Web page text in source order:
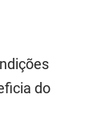
do